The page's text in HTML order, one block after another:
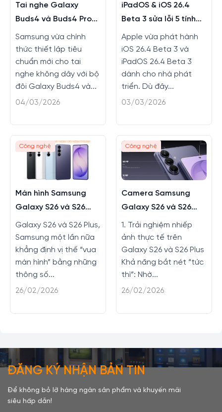
Tai nghe Galaxy
Buds4 và Buds4 Pro
màu mới, tính năng
mới
Samsung vừa chính
thức thiết lập tiêu
chuẩn mới cho tai
nghe không dây với bộ
đôi Galaxy Buds4 và...
04/03/2026
iPadOS & iOS 26.4
Beta 3 sửa lỗi 5 tính
năng
Apple vừa phát hành
iOS 26.4 Beta 3 và
iPadOS 26.4 Beta 3
dành cho nhà phát
triển. Dù đây...
03/03/2026
Công nghệ
Màn hình Samsung
Galaxy S26 và S26
Plus có gì mới không?
Galaxy S26 và S26 Plus,
Samsung một lần nữa
khẳng định vị thế “vua
màn hình” bằng những
thông số...
26/02/2026
Công nghệ
Camera Samsung
Galaxy S26 và S26
Plus có nâng cấp gì
không?
1. Trải nghiệm nhiếp
ảnh thực tế trên
Galaxy S26 và S26 Plus
Khả năng bắt nét “tức
thì”: Nhờ...
26/02/2026
ĐĂNG KÝ NHẬN BẢN TIN
Để không bỏ lỡ hàng ngàn sản phẩm và khuyến mãi
siêu hấp dẫn!